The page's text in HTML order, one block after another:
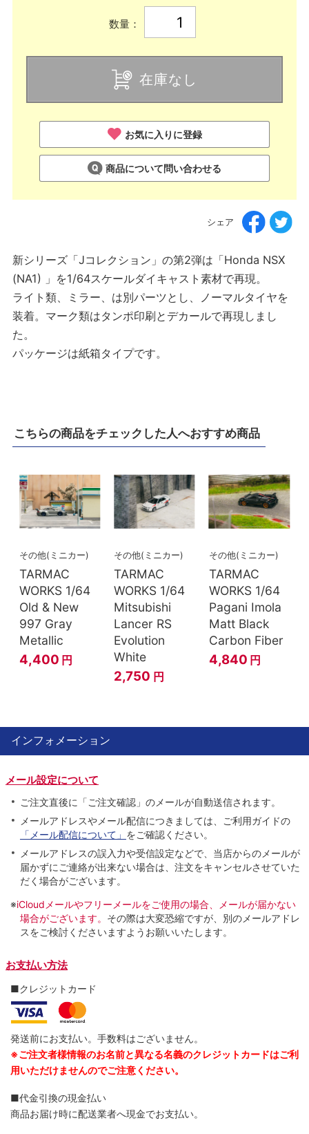
数量：
在庫なし
お気に入りに登録
商品について問い合わせる
シェア
新シリーズ「Jコレクション」の第2弾は「Honda NSX
(NA1) 」を1/64スケールダイキャスト素材で再現。
ライト類、ミラー、は別パーツとし、ノーマルタイヤを
装着。マーク類はタンポ印刷とデカールで再現しまし
た。
パッケージは紙箱タイプです。
こちらの商品をチェックした人へおすすめ商品
その他(ミニカー)
TARMAC
WORKS 1/64
Old & New
997 Gray
Metallic
4,400 円
その他(ミニカー)
TARMAC
WORKS 1/64
Mitsubishi
Lancer RS
Evolution
White
2,750 円
その他(ミニカー)
TARMAC
WORKS 1/64
Pagani Imola
Matt Black
Carbon Fiber
4,840 円
インフォメーション
メール設定について
ご注文直後に「ご注文確認」のメールが自動送信されます。
メールアドレスやメール配信につきましては、ご利用ガイドの
「メール配信について」 をご確認ください。
メールアドレスの誤入力や受信設定などで、当店からのメールが
届かずにご連絡が出来ない場合は、注文をキャンセルさせていた
だく場合がございます。
※iCloudメールやフリーメールをご使用の場合、メールが届かない
場合がございます。 その際は大変恐縮ですが、別のメールアドレ
スをご検討くださいますようお願いいたします。
お支払い方法
■クレジットカード
発送前にお支払い。手数料はございません。
※ご注文者様情報のお名前と異なる名義のクレジットカードはご利
用いただけませんのでご注意ください。
■代金引換の現金払い
商品お届け時に配送業者へ現金でお支払い。